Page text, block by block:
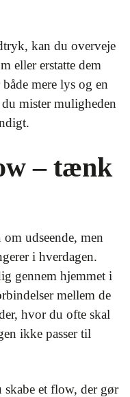
kan du overveje
eller erstatte dem
mere lys og en
mister muligheden
– tænk
udseende, men
i hverdagen.
gennem hjemmet i
mellem de
hvor du ofte skal
ikke passer til
et flow, der gør